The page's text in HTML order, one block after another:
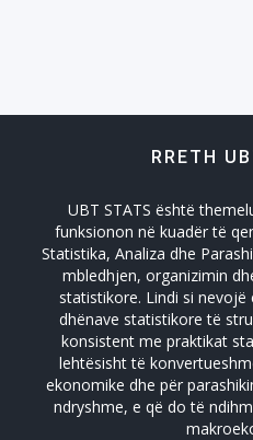
Zhvillimi Social Social
RRETH
UBT STATS është
funksionon në kuadër të
Statistika, Analiza dhe
mbledhjen, organizimin
statistikore. Lindi si
dhënave statistikore të
konsistent me praktikat
lehtësisht të
ekonomike dhe për
ndryshme, e që do të